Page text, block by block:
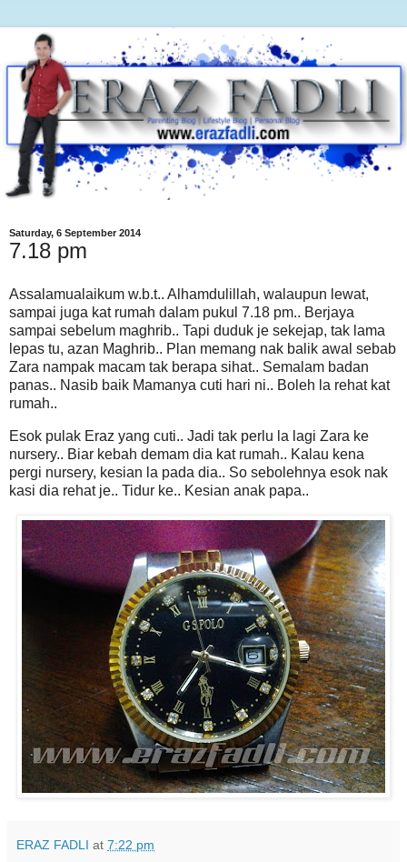
Saturday, 6 September 2014
7.18 pm
Assalamualaikum w.b.t.. Alhamdulillah, walaupun lewat,
sampai juga kat rumah dalam pukul 7.18 pm.. Berjaya
sampai sebelum maghrib.. Tapi duduk je sekejap, tak lama
lepas tu, azan Maghrib.. Plan memang nak balik awal sebab
Zara nampak macam tak berapa sihat.. Semalam badan
panas.. Nasib baik Mamanya cuti hari ni.. Boleh la rehat kat
rumah..
Esok pulak Eraz yang cuti.. Jadi tak perlu la lagi Zara ke
nursery.. Biar kebah demam dia kat rumah.. Kalau kena
pergi nursery, kesian la pada dia.. So sebolehnya esok nak
kasi dia rehat je.. Tidur ke.. Kesian anak papa..
ERAZ FADLI at 7:22 pm